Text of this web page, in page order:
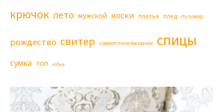
крючок лето мужской носки платье плед пуловер
рождество свитер совместное вязание спицы
сумка топ юбка